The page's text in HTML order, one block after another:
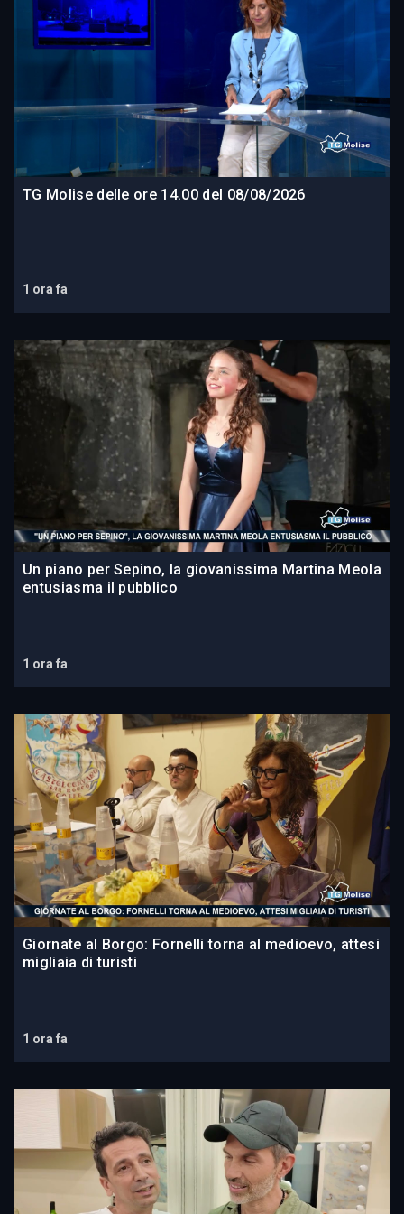
TG Molise delle ore 14.00 del 08/08/2026
1 ora fa
Un piano per Sepino, la giovanissima Martina Meola
entusiasma il pubblico
1 ora fa
Giornate al Borgo: Fornelli torna al medioevo, attesi
migliaia di turisti
1 ora fa